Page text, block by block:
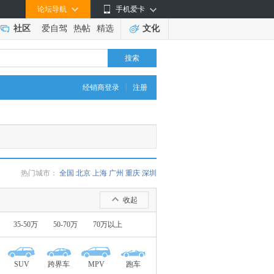
手机爱卡
论坛导航
社区 爱自驾 热帖 精选 文化
搜索
经销商登录 注册
热门城市： 全国 北京 上海 广州 重庆 深圳
收起
35-50万 50-70万 70万以上
SUV 跨界车 MPV 跑车